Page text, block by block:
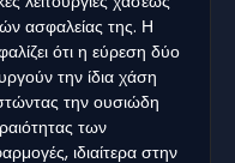
ασφαλείας της. Η
ότι η εύρεση δύο
την ίδια χάση
την ουσιώδη
των
ιδιαίτερα στην